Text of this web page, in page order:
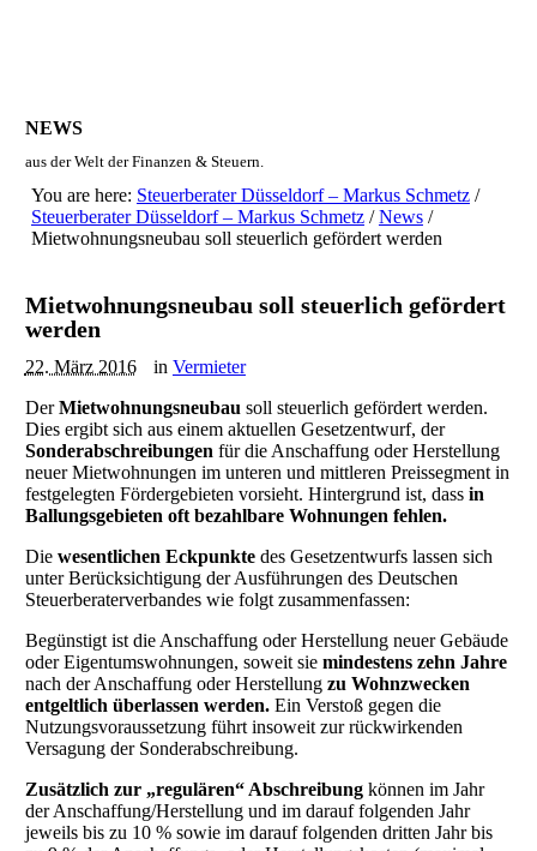
NEWS
aus der Welt der Finanzen & Steuern.
You are here: Steuerberater Düsseldorf – Markus Schmetz /
Steuerberater Düsseldorf – Markus Schmetz /News /
Mietwohnungsneubau soll steuerlich gefördert werden
Mietwohnungsneubau soll steuerlich gefördert
werden
22. März 2016 in Vermieter
DerMietwohnungsneubau soll steuerlich gefördert werden.
Dies ergibt sich aus einem aktuellen Gesetzentwurf, der
Sonderabschreibungen für die Anschaffung oder Herstellung
neuer Mietwohnungen im unteren und mittleren Preissegment in
festgelegten Fördergebieten vorsieht. Hintergrund ist, dass in
Ballungsgebieten oft bezahlbare Wohnungen fehlen.
Die wesentlichen Eckpunktedes Gesetzentwurfs lassen sich
unter Berücksichtigung der Ausführungen des Deutschen
Steuerberaterverbandes wie folgt zusammenfassen:
Begünstigt ist die Anschaffung oder Herstellung neuer Gebäude
oder Eigentumswohnungen, soweit sie mindestens zehn Jahre
nach der Anschaffung oder Herstellung zu Wohnzwecken
entgeltlich überlassen werden. Ein Verstoß gegen die
Nutzungsvoraussetzung führt insoweit zur rückwirkenden
Versagung der Sonderabschreibung.
Zusätzlich zur „regulären“ Abschreibungkönnen im Jahr
der Anschaffung/Herstellung und im darauf folgenden Jahr
jeweils bis zu 10 % sowie im darauf folgenden dritten Jahr bis